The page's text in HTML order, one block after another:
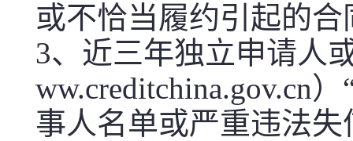
或不恰当履约引起的
3、近三年独立申请人
ww.creditchina.gov.cn
事人名单或严重违法